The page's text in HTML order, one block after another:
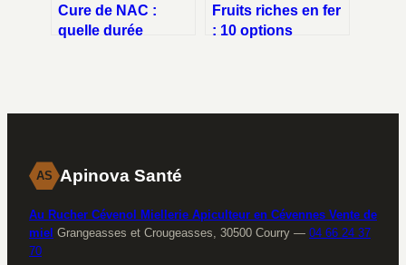
Cure de NAC :
quelle durée
Fruits riches en fer
: 10 options
AS Apinova Santé
Au Rucher Cévenol Miellerie Apiculteur en Cévennes Vente de
miel Grangeasses et Crougeasses, 30500 Courry — 04 66 24 37
70